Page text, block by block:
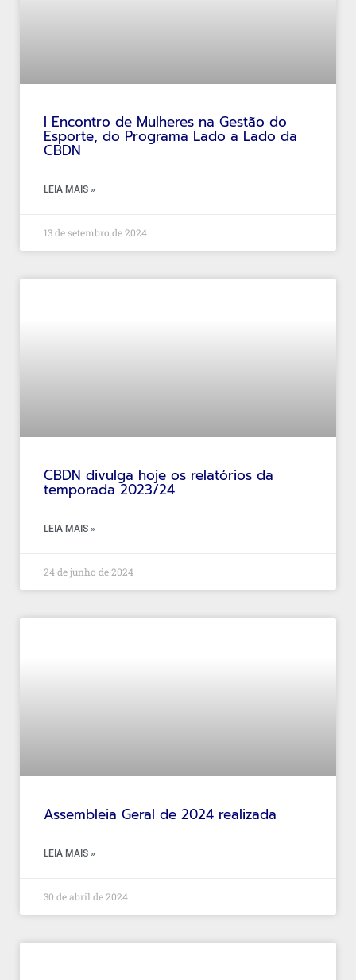
I Encontro de Mulheres na Gestão do
Esporte, do Programa Lado a Lado da
CBDN
LEIA MAIS »
13 de setembro de 2024
CBDN divulga hoje os relatórios da
temporada 2023/24
LEIA MAIS »
24 de junho de 2024
Assembleia Geral de 2024 realizada
LEIA MAIS »
30 de abril de 2024